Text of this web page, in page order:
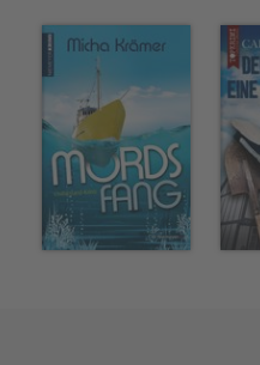
der Schwäbischen Alb.
Sohnes im Jahre 2000
Schreiben. Mein erster
Schimmelreiterin“
veröffentlicht. Meine
dem klassischen
ein junger Mops